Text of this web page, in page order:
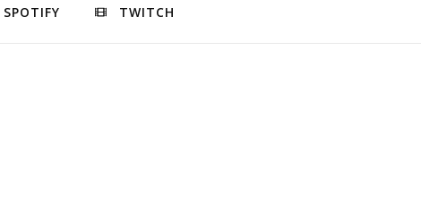
SPOTIFY TWITCH